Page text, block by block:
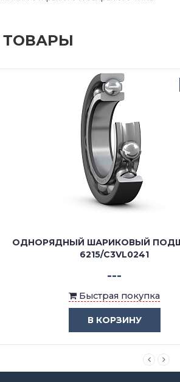
Под заказ
ШАРИКОВЫЙ ПОДШИПНИК
Быстрая покупка